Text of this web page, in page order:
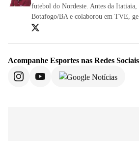
futebol do Nordeste. Antes da
Botafogo/BA e colaborou em TVE,
Acompanhe Esportes nas Redes Sociais